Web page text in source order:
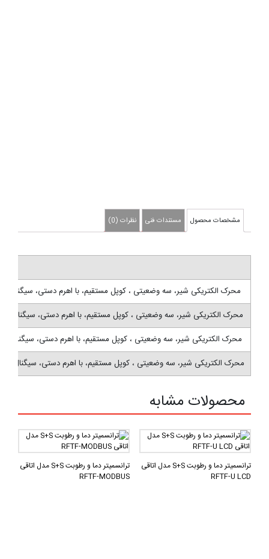
مشخصات محصول مستندات فنی نظرات (0)
محرک الکتریکی شیر، سه وضعیتی ، کوپل مستقیم، با اهرم دستی، سیگنال ورودی فلوتینگ/ قطع و وصلی، کورس: 20 میلیمتر، زمان حرکت: 114
محرک الکتریکی شیر، سه وضعیتی ، کوپل مستقیم، با اهرم دستی، سیگنال ورودی فلوتینگ/ قطع و وصلی، کورس: 20 میلیمتر، زمان حرکت: 114
محرک الکتریکی شیر، سه وضعیتی ، کوپل مستقیم، با اهرم دستی، سیگنال ورودی فلوتینگ/ قطع و وصلی ، کورس: 38 میلیمتر، زمان حرکت: 210
محرک الکتریکی شیر، سه وضعیتی ، کوپل مستقیم، با اهرم دستی، سیگنال ورودی فلوتینگ/ قطع و وصلی ، کورس: 38 میلیمتر، زمان حرکت: 210
محصولات مشابه
ترانسمیتر دما و رطوبت S+S مدل اتاقی
RFTF-U LCD
ترانسمیتر دما و رطوبت S+S مدل اتاقی
RFTF-MODBUS